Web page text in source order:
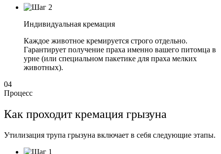
Индивидуальная кремация
Каждое животное кремируется строго отдельно.
Гарантирует получение праха именно вашего питомца в
урне (или специальном пакетике для праха мелких
животных).
04
Процесс
Как проходит кремация грызуна
Утилизация трупа грызуна включает в себя следующие этапы.